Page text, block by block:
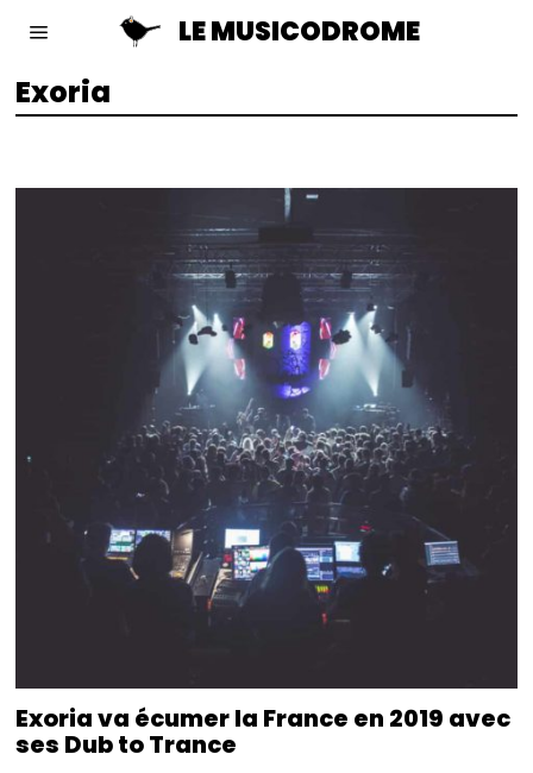
LE MUSICODROME
Exoria
Exoria va écumer la France en 2019 avec
ses Dub to Trance